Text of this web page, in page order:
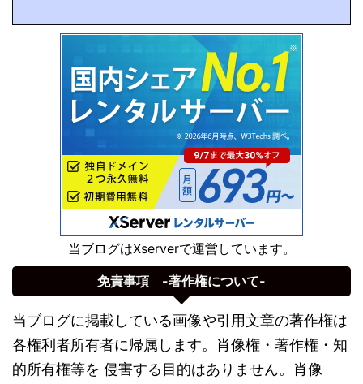
当ブログはXserverで運営しています。
免責事項 -著作権について-
当ブログに掲載している画像や引用文章の著作権は
各権利者所有者に帰属します。肖像権・著作権・知
的所有権等を 侵害する目的はありません。肖像